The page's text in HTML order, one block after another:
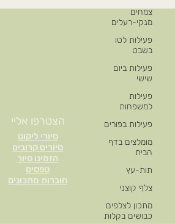
צמחים
מנקי-רעלים
פעילות לטו
בשבט
פעילות ביום
שישי
פעילות
למשפחות
פעילות בפורים
מומלצים בדף
הבית
תות-עץ
צלף קוצני
מתכון לצלפים
כבושים בקלות
סיורי ליקוט
סיורים קרובים
הזמינו סיור
טפסים
חוברות מתכונים
הצטרפו אליי